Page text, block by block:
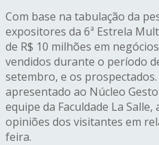
Com base na tabulação da
expositores da 6ª Estrela
de R$ 10 milhões em
vendidos durante o período
setembro, e os
apresentado ao Núcleo
equipe da Faculdade La
opiniões dos visitantes em
feira.